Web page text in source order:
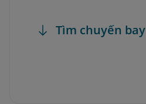
Tìm chuyến bay